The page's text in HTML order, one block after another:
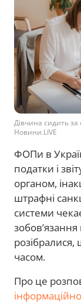
Дівчина сидить
Новини.LIVE
ФОПи в
податки і
органом,
штрафні
системи
часом.
Про це